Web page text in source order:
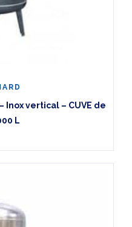
Inox vertical – CUVE de
L